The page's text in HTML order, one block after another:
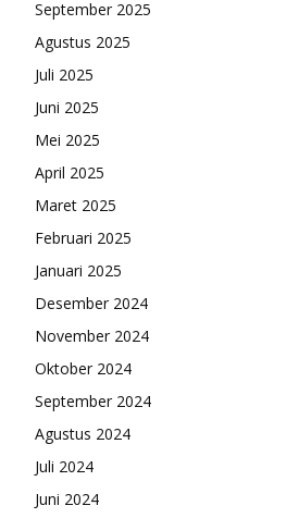
September 2025
Agustus 2025
Juli 2025
Juni 2025
Mei 2025
April 2025
Maret 2025
Februari 2025
Januari 2025
Desember 2024
November 2024
Oktober 2024
September 2024
Agustus 2024
Juli 2024
Juni 2024